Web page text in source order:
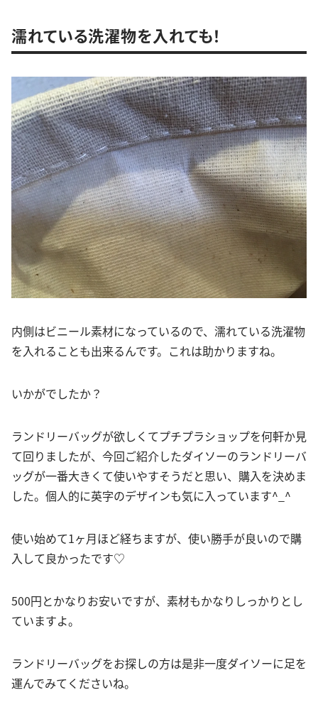
濡れている洗濯物を入れても！
内側はビニール素材になっているので、濡れている洗濯物
を入れることも出来るんです。これは助かりますね。
いかがでしたか？
ランドリーバッグが欲しくてプチプラショップを何軒か見
て回りましたが、今回ご紹介したダイソーのランドリーバ
ッグが一番大きくて使いやすそうだと思い、購入を決めま
した。個人的に英字のデザインも気に入っています^_^
使い始めて1ヶ月ほど経ちますが、使い勝手が良いので購
入して良かったです♡
500円とかなりお安いですが、素材もかなりしっかりとし
ていますよ。
ランドリーバッグをお探しの方は是非一度ダイソーに足を
運んでみてくださいね。